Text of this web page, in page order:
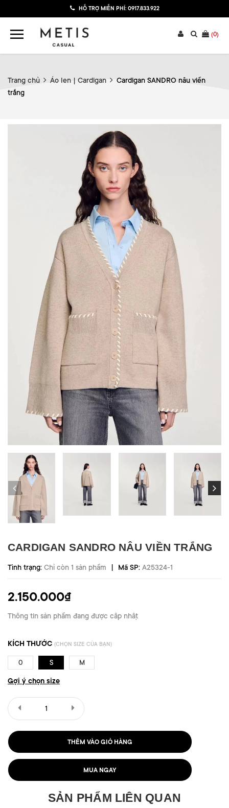
HỖ TRỢ MIỄN PHÍ: 0917.833.922
(0)
Trang chủ Áo len | Cardigan
Cardigan SANDRO nâu viền
trắng
CARDIGAN SANDRO NÂU VIỀN TRẮNG
Tình trạng: Chỉ còn 1 sản phẩm | Mã SP: A25324-1
2.150.000₫
Thông tin sản phẩm đang được cập nhật
KÍCH THƯỚC (CHỌN SIZE CỦA BẠN)
0 S M
Gợi ý chọn size
THÊM VÀO GIỎ HÀNG
MUA NGAY
SẢN PHẨM LIÊN QUAN